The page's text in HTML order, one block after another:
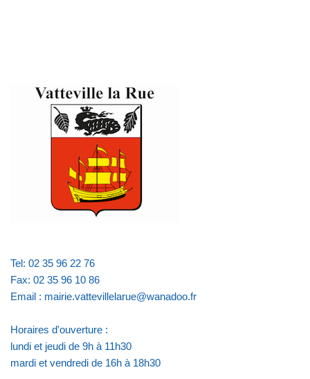
Tel: 02 35 96 22 76
Fax: 02 35 96 10 86
Email : mairie.vattevillelarue@wanadoo.fr
Horaires d'ouverture :
lundi et jeudi de 9h à 11h30
mardi et vendredi de 16h à 18h30